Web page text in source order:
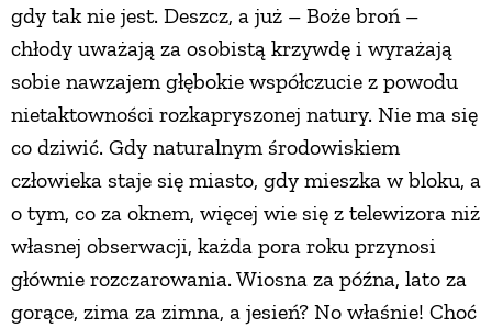
gdy tak nie jest. Deszcz, a już – Boże broń –
chłody uważają za osobistą krzywdę i wyrażają
sobie nawzajem głębokie współczucie z powodu
nietaktowności rozkapryszonej natury. Nie ma się
co dziwić. Gdy naturalnym środowiskiem
człowieka staje się miasto, gdy mieszka w bloku, a
o tym, co za oknem, więcej wie się z telewizora niż
własnej obserwacji, każda pora roku przynosi
głównie rozczarowania. Wiosna za późna, lato za
gorące, zima za zimna, a jesień? No właśnie! Choć